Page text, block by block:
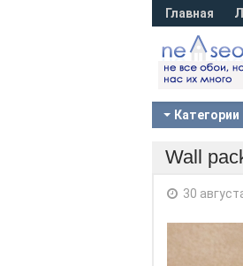
Главная
Категории
Wall
30